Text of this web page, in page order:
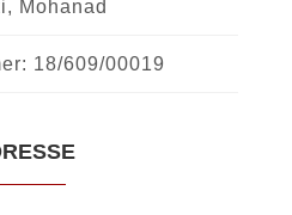
Mohanad
18/609/00019